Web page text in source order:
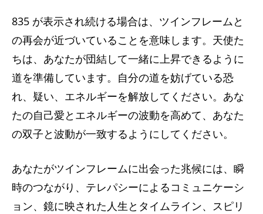
835 が表示され続ける場合は、ツインフレームと
の再会が近づいていることを意味します。天使た
ちは、あなたが団結して一緒に上昇できるように
道を準備しています。自分の道を妨げている恐
れ、疑い、エネルギーを解放してください。あな
たの自己愛とエネルギーの波動を高めて、あなた
の双子と波動が一致するようにしてください。
あなたがツインフレームに出会った兆候には、瞬
時のつながり、テレパシーによるコミュニケーシ
ョン、鏡に映された人生とタイムライン、スピリ